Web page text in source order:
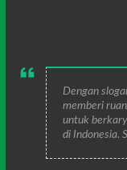
Dengan
memberi
untuk
di Indonesia.